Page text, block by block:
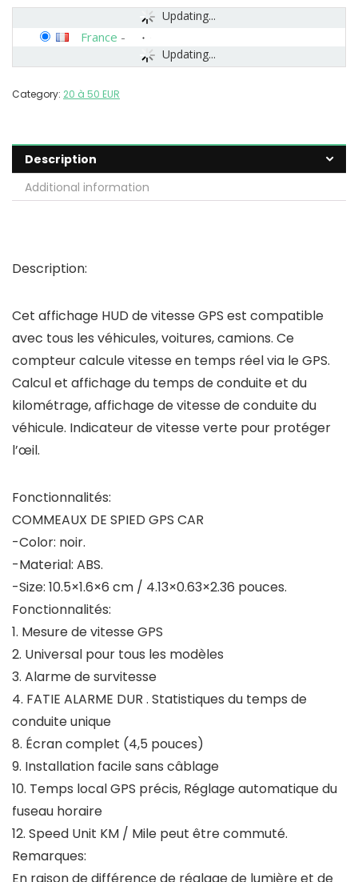
Updating...
Updating...
France -
Category: 20 à 50 EUR
Description
Additional information
Description:
Cet affichage HUD de vitesse GPS est compatible
avec tous les véhicules, voitures, camions. Ce
compteur calcule vitesse en temps réel via le GPS.
Calcul et affichage du temps de conduite et du
kilométrage, affichage de vitesse de conduite du
véhicule. Indicateur de vitesse verte pour protéger
l’œil.
Fonctionnalités:
COMMEAUX DE SPIED GPS CAR
-Color: noir.
-Material: ABS.
-Size: 10.5×1.6×6 cm / 4.13×0.63×2.36 pouces.
Fonctionnalités:
1. Mesure de vitesse GPS
2. Universal pour tous les modèles
3. Alarme de survitesse
4. FATIE ALARME DUR . Statistiques du temps de
conduite unique
8. Écran complet (4,5 pouces)
9. Installation facile sans câblage
10. Temps local GPS précis, Réglage automatique du
fuseau horaire
12. Speed ​​Unit KM / Mile peut être commuté.
Remarques: